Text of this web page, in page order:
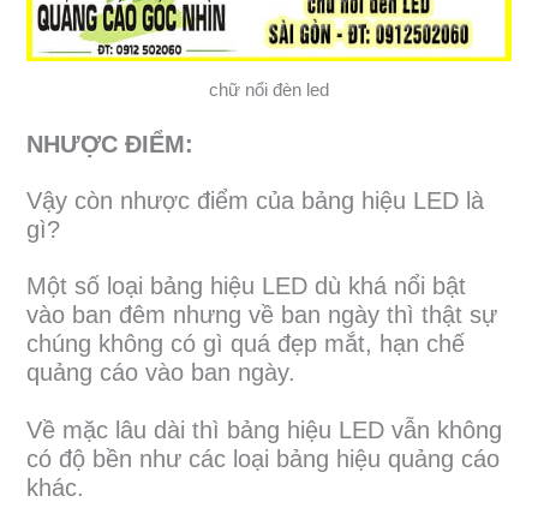
chữ nổi đèn led
NHƯỢC ĐIỂM:
Vậy còn nhược điểm của bảng hiệu LED là
gì?
Một số loại bảng hiệu LED dù khá nổi bật
vào ban đêm nhưng về ban ngày thì thật sự
chúng không có gì quá đẹp mắt, hạn chế
quảng cáo vào ban ngày.
Về mặc lâu dài thì bảng hiệu LED vẫn không
có độ bền như các loại bảng hiệu quảng cáo
khác.